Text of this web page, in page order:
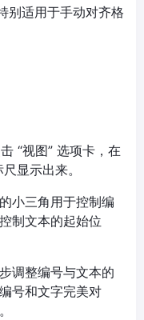
别适用于手动对齐格
“视图” 选项卡，在
显示出来。
小三角用于控制编
制文本的起始位
调整编号与文本的
号和文字完美对